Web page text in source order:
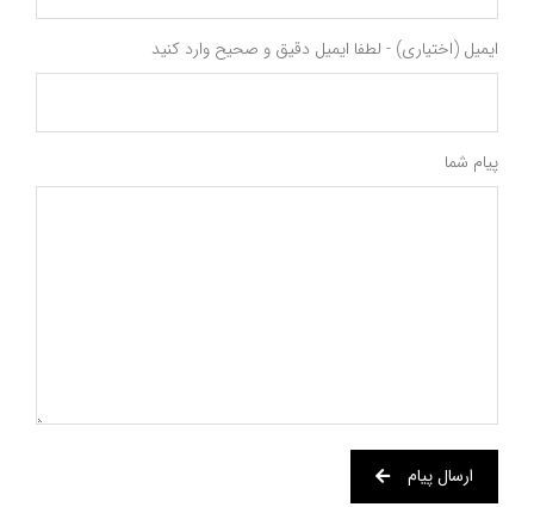
ایمیل (اختیاری) - لطفا ایمیل دقیق و صحیح وارد کنید
پیام شما
ارسال پیام